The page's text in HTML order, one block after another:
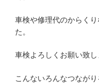
車検や修理代のからく
た。
車検よろしくお願い致し
こんないろんなつなが